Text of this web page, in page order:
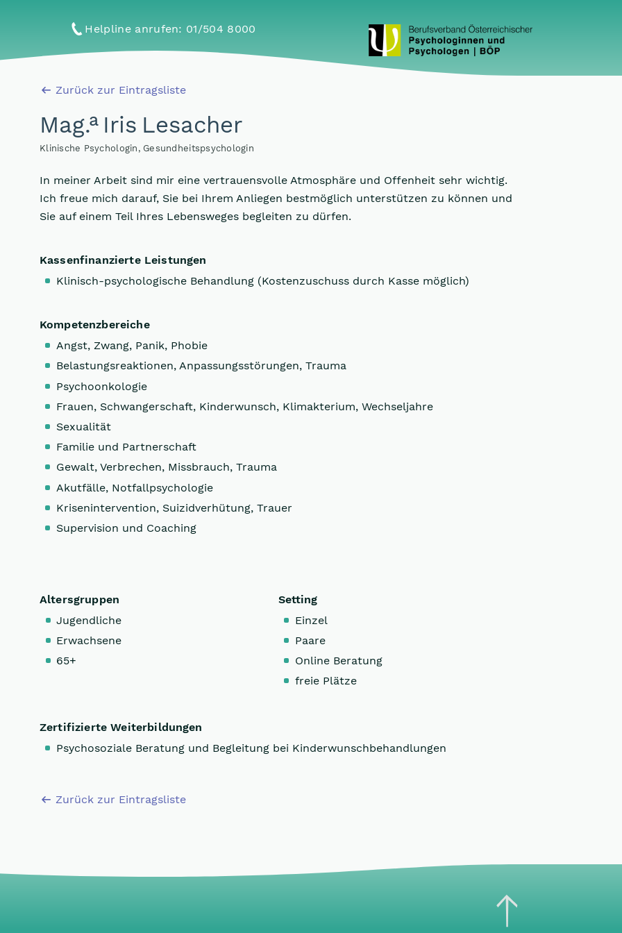
Helpline anrufen: 01/504 8000
Zurück zur Eintragsliste
Mag.aIris Lesacher
Klinische Psychologin, Gesundheitspsychologin
In meiner Arbeit sind mir eine vertrauensvolle Atmosphäre und Offenheit sehr wichtig.
Ich freue mich darauf, Sie bei Ihrem Anliegen bestmöglich unterstützen zu können und
Sie auf einem Teil Ihres Lebensweges begleiten zu dürfen.
Kassenfinanzierte Leistungen
Klinisch-psychologische Behandlung (Kostenzuschuss durch Kasse möglich)
Kompetenzbereiche
Angst, Zwang, Panik, Phobie
Belastungsreaktionen, Anpassungsstörungen, Trauma
Psychoonkologie
Frauen, Schwangerschaft, Kinderwunsch, Klimakterium, Wechseljahre
Sexualität
Familie und Partnerschaft
Gewalt, Verbrechen, Missbrauch, Trauma
Akutfälle, Notfallpsychologie
Krisenintervention, Suizidverhütung, Trauer
Supervision und Coaching
Altersgruppen
Jugendliche
Erwachsene
65+
Setting
Einzel
Paare
Online Beratung
freie Plätze
Zertifizierte Weiterbildungen
Psychosoziale Beratung und Begleitung bei Kinderwunschbehandlungen
Zurück zur Eintragsliste